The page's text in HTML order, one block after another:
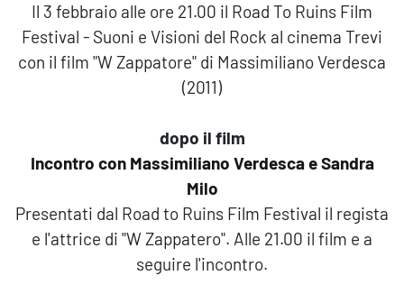
Il 3 febbraio alle ore 21.00 il Road To Ruins Film
Festival - Suoni e Visioni del Rock al cinema Trevi
con il film "W Zappatore" di Massimiliano Verdesca
(2011)
dopo il film
Incontro con Massimiliano Verdesca e Sandra
Milo
Presentati dal Road to Ruins Film Festival il regista
e l'attrice di "W Zappatero". Alle 21.00 il film e a
seguire l'incontro.